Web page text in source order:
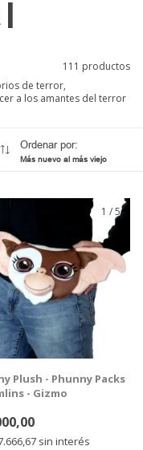
111 productos
de terror,
a los amantes del terror
Ordenar por:
Más nuevo al más viejo
1 /5
Plush - Phunny Packs
- Gizmo
sin interés